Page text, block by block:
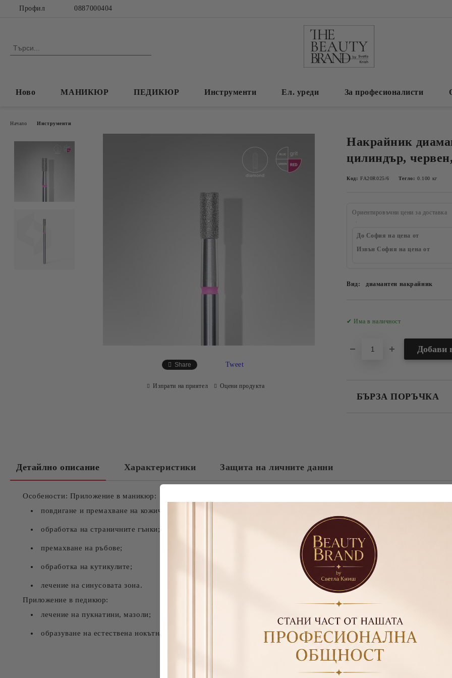
Профил 0887000404
Ново МАНИКЮР ПЕДИКЮР Инструменти Ел. уреди За професионалисти
Начало Инструменти
Накрайник
цилиндър,
Код: FA20R025/6 Тегло: 0.100 кг
Ориентировъчни цени за доставка
До София на цена от
Извън София на цена от
Вид: диамантен накрайник
✔ Има в наличност
БЪРЗА ПОРЪЧКА
Share Tweet
Изпрати на приятел Оцени продукта
Детайлно описание Характеристики Защита на личните данни
Особености: Приложение в маникюр:
повдигане и премахване на кожичките;
обработка на страничните гънки;
премахване на ръбове;
обработка на кутикулите;
лечение на синусовата зона.
Приложение в педикюр:
лечение на пукнатини, мазоли;
образуване на естествена нокътна арка.